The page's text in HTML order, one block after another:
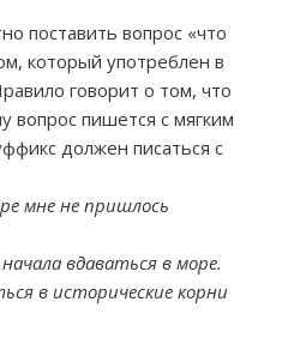
поставить вопрос «что
который употреблен в
говорит о том, что
вопрос пишется с мягким
должен писаться с
мне не пришлось
вдаваться в море.
в исторические корни